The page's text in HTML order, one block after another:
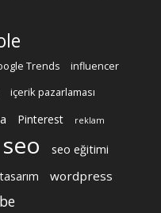
Trends influencer
içerik pazarlaması
Pinterest reklam
seo seo eğitimi
tasarım wordpress